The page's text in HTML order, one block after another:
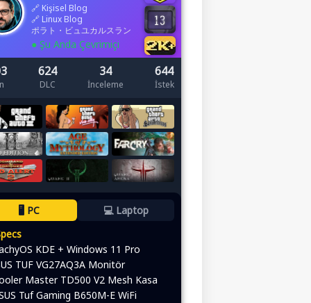
🔗 Kişisel Blog
🔗 Linux Blog
ポラト・ビュユカルスラン
● Şu Anda Çevrimiçi
624
DLC
34
İnceleme
644
İstek
🖥️ PC
💻 Laptop
KDE + Windows 11 Pro
TUF VG27AQ3A Monitör
Master TD500 V2 Mesh Kasa
Tuf Gaming B650M-E WiFi